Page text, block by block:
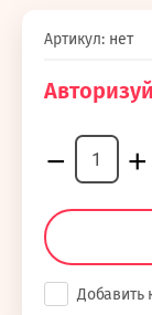
Артикул: нет
− +
Добавить